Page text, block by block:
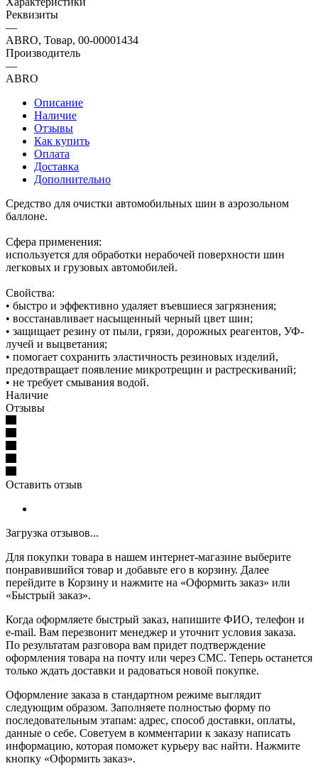
Реквизиты
—
ABRO, Товар, 00-00001434
Производитель
—
ABRO
Описание
Наличие
Отзывы
Как купить
Оплата
Доставка
Дополнительно
Средство для очистки автомобильных шин в аэрозольном
баллоне.
Сфера применения:
используется для обработки нерабочей поверхности шин
легковых и грузовых автомобилей.
Свойства:
• быстро и эффективно удаляет въевшиеся загрязнения;
• восстанавливает насыщенный черный цвет шин;
• защищает резину от пыли, грязи, дорожных реагентов, УФ-
лучей и выцветания;
• помогает сохранить эластичность резиновых изделий,
предотвращает появление микротрещин и растрескиваний;
• не требует смывания водой.
Наличие
Отзывы
Оставить отзыв
Загрузка отзывов...
Для покупки товара в нашем интернет-магазине выберите
понравившийся товар и добавьте его в корзину. Далее
перейдите в Корзину и нажмите на «Оформить заказ» или
«Быстрый заказ».
Когда оформляете быстрый заказ, напишите ФИО, телефон и
e-mail. Вам перезвонит менеджер и уточнит условия заказа.
По результатам разговора вам придет подтверждение
оформления товара на почту или через СМС. Теперь останется
только ждать доставки и радоваться новой покупке.
Оформление заказа в стандартном режиме выглядит
следующим образом. Заполняете полностью форму по
последовательным этапам: адрес, способ доставки, оплаты,
данные о себе. Советуем в комментарии к заказу написать
информацию, которая поможет курьеру вас найти. Нажмите
кнопку «Оформить заказ».